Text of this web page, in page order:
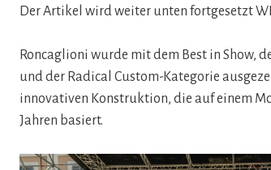
Der Artikel wird weiter unten fortgesetzt
Roncaglioni wurde mit dem Best in Show,
und der Radical Custom-Kategorie
innovativen Konstruktion, die auf einem
Jahren basiert.